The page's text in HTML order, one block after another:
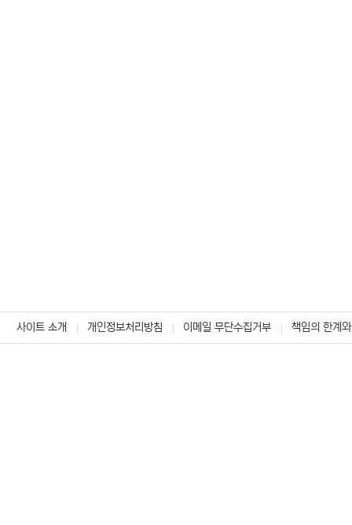
사이트 소개 개인정보처리방침 이메일 무단수집거부 책임의 한계